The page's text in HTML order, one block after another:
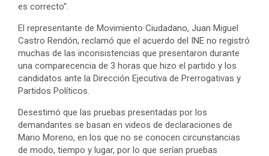
es correcto”.
El representante de Movimiento Ciudadano, Juan Miguel
Castro Rendón, reclamó que el acuerdo del INE no registró
muchas de las inconsistencias que presentaron durante
una comparecencia de 3 horas que hizo el partido y los
candidatos ante la Dirección Ejecutiva de Prerrogativas y
Partidos Políticos.
Desestimó que las pruebas presentadas por los
demandantes se basan en videos de declaraciones de
Mario Moreno, en los que no se conocen circunstancias
de modo, tiempo y lugar, por lo que serían pruebas